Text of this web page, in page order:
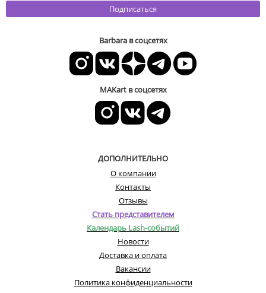
Подписаться
Barbara в соцсетях
MAKart в соцсетях
ДОПОЛНИТЕЛЬНО
О компании
Контакты
Отзывы
Стать представителем
Календарь Lash-событий
Новости
Доставка и оплата
Вакансии
Политика конфиденциальности